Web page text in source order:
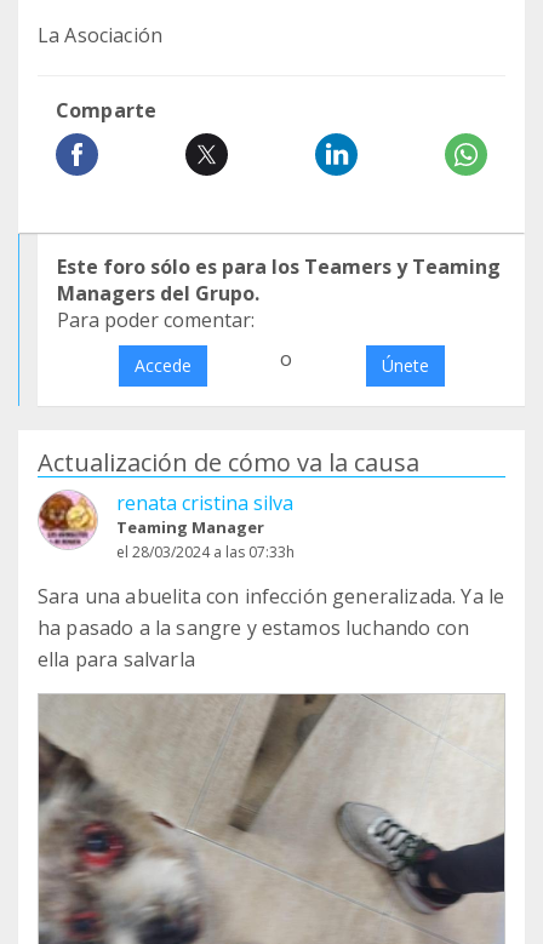
La Asociación
Comparte
Este foro sólo es para los Teamers y Teaming
Managers del Grupo.
Para poder comentar:
Accede o Únete
Actualización de cómo va la causa
renata cristina silva
Teaming Manager
el 28/03/2024 a las 07:33h
Sara una abuelita con infección generalizada. Ya le
ha pasado a la sangre y estamos luchando con
ella para salvarla